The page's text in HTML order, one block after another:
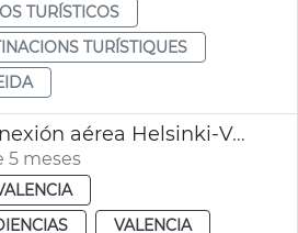
TURÍSTICOS
TURÍSTIQUES
Ampliación conexión aérea Helsinki-València
5 meses
VALENCIA